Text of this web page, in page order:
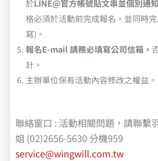
於LINE@官方帳號貼文串並個別通
格必須於活動前完成報名，並同時
寫)。
報名E-mail 請務必填寫公司信箱，
計。
主辦單位保有活動內容修改之權益。
聯絡窗口 : 活動相關問題，請聯繫
姐 (02)2656-5630 分機959
service@wingwill.com.tw